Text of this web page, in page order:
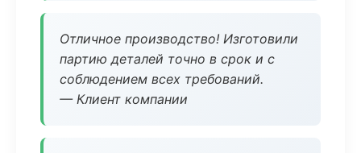
Отличное производство! Изготовили
партию деталей точно в срок и с
соблюдением всех требований.
— Клиент компании